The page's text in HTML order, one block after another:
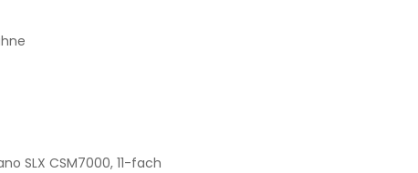
SLX CSM7000, 11-fach